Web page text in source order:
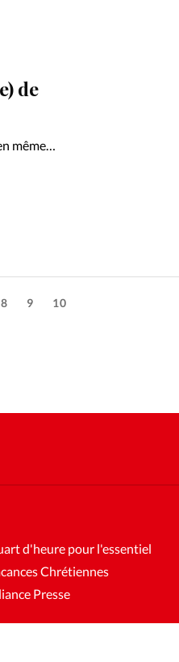
de
même
et le
bien…
8 9 10
d'heure pour l'essentiel
Chrétiennes
Presse